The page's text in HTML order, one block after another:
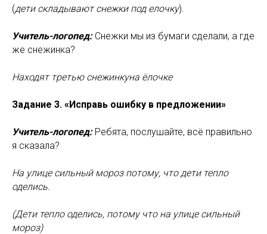
(дети складывают снежки под елочку).
Учитель-логопед:Снежки мы из бумаги сделали, а где
же снежинка?
Находят третью снежинкуна ёлочке
Задание 3. «Исправь ошибку в предложении»
Учитель-логопед: Ребята, послушайте, всё правильно
я сказала?
На улице сильный мороз потому, что дети тепло
оделись.
(Дети тепло оделись, потому что на улице сильный
мороз)